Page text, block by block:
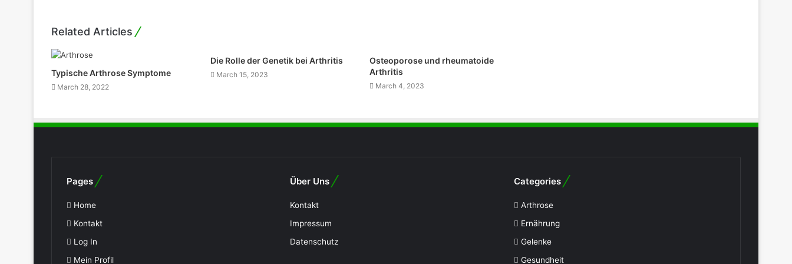
Related Articles
Typische Arthrose Symptome
March 28, 2022
Die Rolle der Genetik bei Arthritis
March 15, 2023
Osteoporose und rheumatoide
Arthritis
March 4, 2023
Pages
Home
Kontakt
Log In
Mein Profil
Über Uns
Kontakt
Impressum
Datenschutz
Categories
Arthrose
Ernährung
Gelenke
Gesundheit